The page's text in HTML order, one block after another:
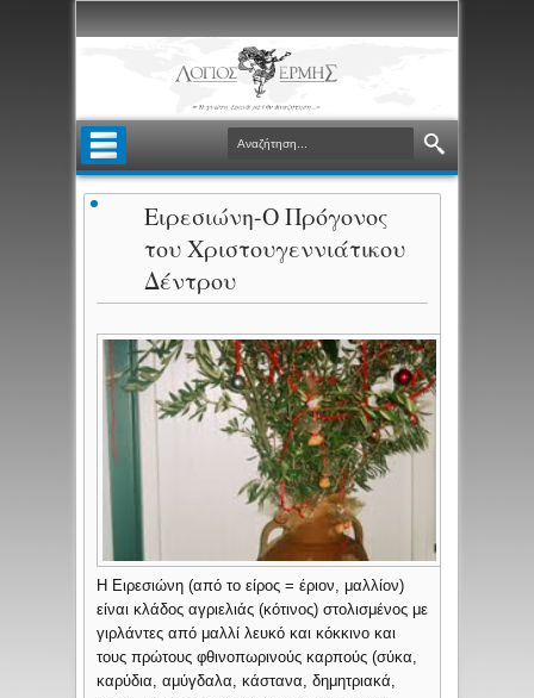
Ειρεσιώνη-Ο Πρόγονος
του Χριστουγεννιάτικου
Δέντρου
Η Ειρεσιώνη (από το είρος = έριον, μαλλίον)
είναι κλάδος αγριελιάς (κότινος) στολισμένος με
γιρλάντες από μαλλί λευκό και κόκκινο και
τους πρώτους φθινοπωρινούς καρπούς (σύκα,
καρύδια, αμύγδαλα, κάστανα, δημητριακά,